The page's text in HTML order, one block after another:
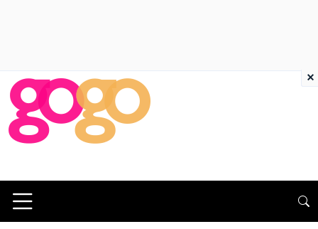
×